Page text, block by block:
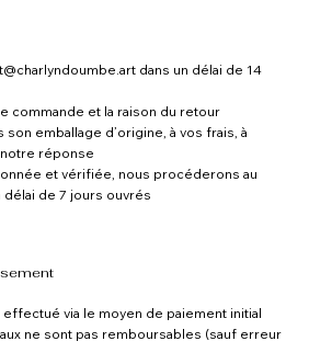
dans un délai de 14
commande et la raison du retour
emballage d’origine, à vos frais, à
réponse
et vérifiée, nous procéderons au
de 7 jours ouvrés
via le moyen de paiement initial
ne sont pas remboursables (sauf erreur